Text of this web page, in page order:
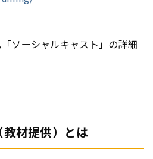
ソーシャルキャスト」の詳細
材提供）とは